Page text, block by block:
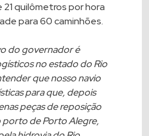
quilômetros por hora
para 60 caminhões.
do governador é
no estado do Rio
que nosso navio
para que, depois
peças de reposição
porto de Porto Alegre,